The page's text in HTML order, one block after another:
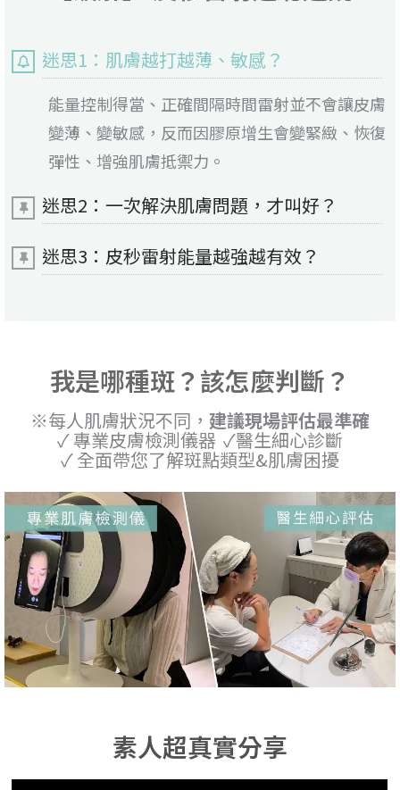
迷思1：肌膚越打越薄、敏感？
能量控制得當、正確間隔時間雷射並不會讓皮膚
變薄、變敏感，反而因膠原增生會變緊緻、恢復
彈性、增強肌膚抵禦力。
迷思2：一次解決肌膚問題，才叫好？
迷思3：皮秒雷射能量越強越有效？
我是哪種斑？該怎麼判斷？
※每人肌膚狀況不同， 建議現場評估最準確
✓ 專業皮膚檢測儀器 ✓醫生細心診斷
✓ 全面帶您了解斑點類型&肌膚困擾
素人超真實分享